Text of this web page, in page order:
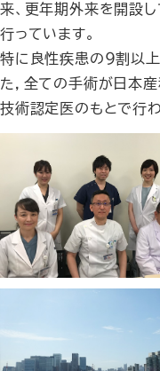
来、更年期外来を開設
行っています。
特に良性疾患の９割以
た，全ての手術が日本
技術認定医のもとで行わ